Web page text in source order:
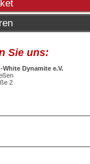
Sie uns:
White Dynamite e.V.
2